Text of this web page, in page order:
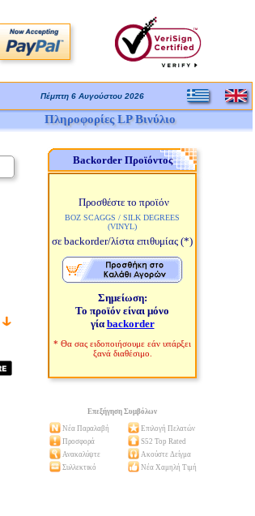
Πέμπτη 6 Αυγούστου 2026
Πληροφορίες LP Βινύλιο
Backorder Προϊόντος
Προσθέστε το προϊόν
BOZ SCAGGS / SILK DEGREES
(VINYL)
σε backorder/λίστα επιθυμίας (*)
Σημείωση:
Το προϊόν είναι μόνο
γία backorder
* Θα σας ειδοποιήσουμε εάν υπάρξει
ξανά διαθέσιμο.
Επεξήγηση Συμβόλων
Νέα Παραλαβή
Επιλογή Πελατών
Προσφορά
S52 Top Rated
Ανακαλύψτε
Ακούστε Δείγμα
Συλλεκτικό
Νέα Χαμηλή Τιμή